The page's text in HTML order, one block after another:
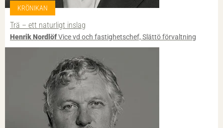
KRÖNIKAN
Trä – ett naturligt inslag
Henrik NordlöfVice vd och fastighetschef, Slättö förvaltning